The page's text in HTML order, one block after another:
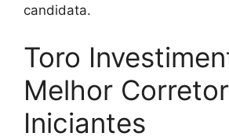
candidata.
Toro
Melhor
Iniciantes